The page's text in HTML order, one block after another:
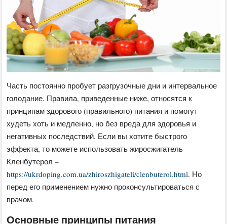
Часть постоянно пробует разгрузочные дни и интервальное
голодание. Правила, приведенные ниже, относятся к
принципам здорового (правильного) питания и помогут
худеть хоть и медленно, но без вреда для здоровья и
негативных последствий. Если вы хотите быстрого
эффекта, то можете использовать жиросжигатель
Кленбутерол –
https://ukrdoping.com.ua/zhiroszhigateli/clenbuterol.html. Но
перед его применением нужно проконсультироваться с
врачом.
Основные принципы питания